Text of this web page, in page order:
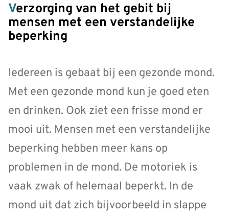
Verzorging van het gebit bij
mensen met een verstandelijke
beperking
Iedereen is gebaat bij een gezonde mond.
Met een gezonde mond kun je goed eten
en drinken. Ook ziet een frisse mond er
mooi uit. Mensen met een verstandelijke
beperking hebben meer kans op
problemen in de mond. De motoriek is
vaak zwak of helemaal beperkt. In de
mond uit dat zich bijvoorbeeld in slappe